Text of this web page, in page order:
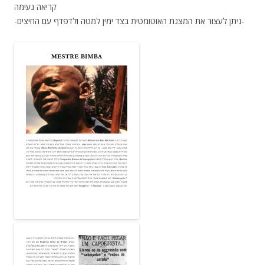
קריאה נעימה
-ניתן לעצור את המצגת האוטומטית בצד ימין למטה ולדפדף עם החיצים-